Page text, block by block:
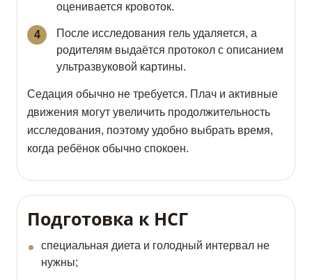
оценивается кровоток.
После исследования гель удаляется, а
родителям выдаётся протокол с описанием
ультразвуковой картины.
Седация обычно не требуется. Плач и активные
движения могут увеличить продолжительность
исследования, поэтому удобно выбрать время,
когда ребёнок обычно спокоен.
Подготовка к НСГ
специальная диета и голодный интервал не
нужны;